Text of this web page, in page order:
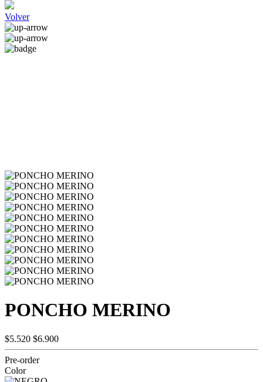
Volver
PONCHO MERINO
$5.520 $6.900
Pre-order
Color